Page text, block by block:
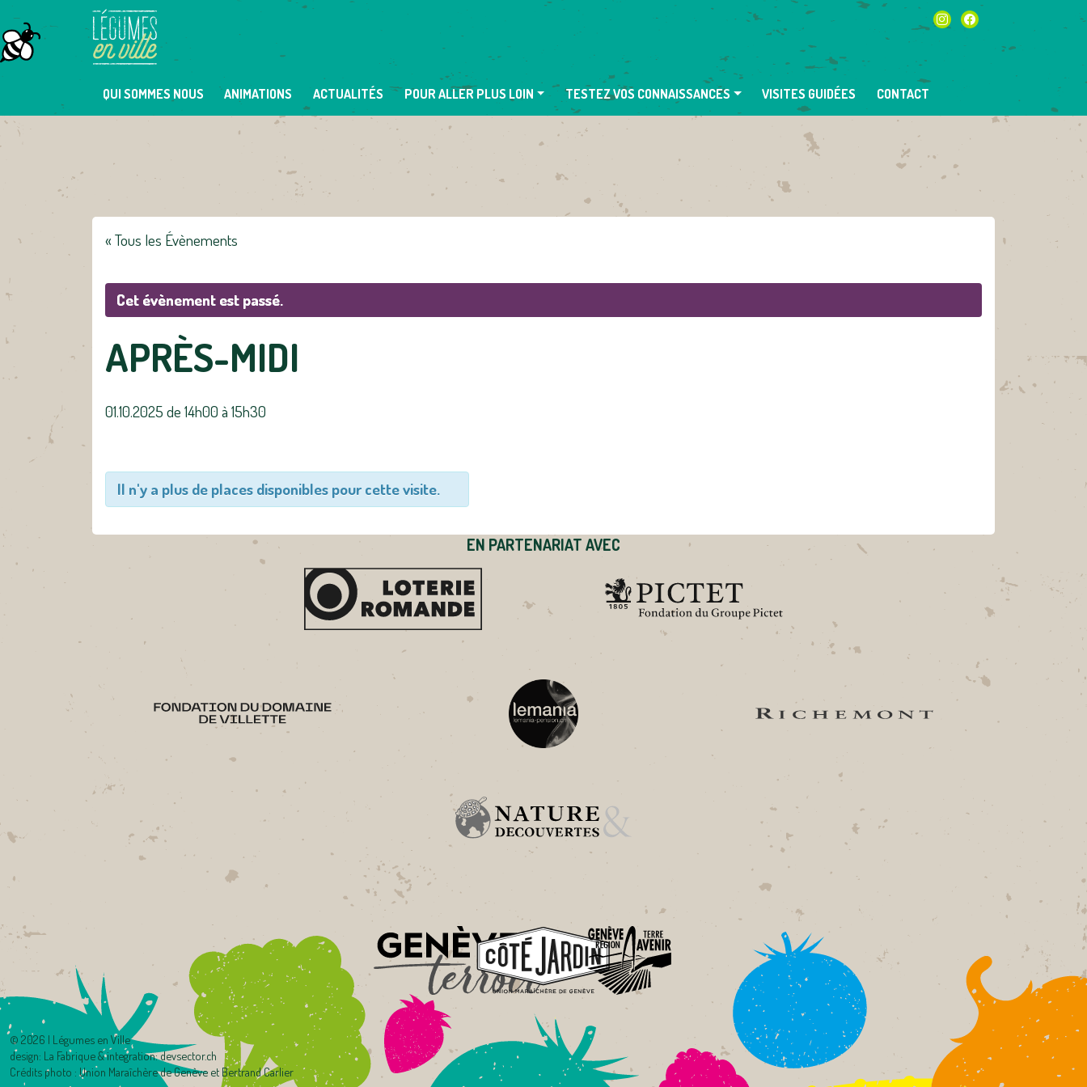
to
content
instagramfacebook
QUI SOMMES NOUS ANIMATIONS ACTUALITÉS POUR ALLER PLUS LOIN TESTEZ VOS CONNAISSANCES VISITES GUIDÉES CONTACT
« Tous les Évènements
Cet évènement est passé.
APRÈS-MIDI
01.10.2025 de 14h00 à 15h30
Il n'y a plus de places disponibles pour cette visite.
EN PARTENARIAT AVEC
© 2026 | Légumes en Ville
design: La Fabrique& integration:devsector.ch
Crédits photo : Union Maraîchère de Genève et Bertrand Carlier